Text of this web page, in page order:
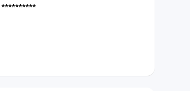
**********